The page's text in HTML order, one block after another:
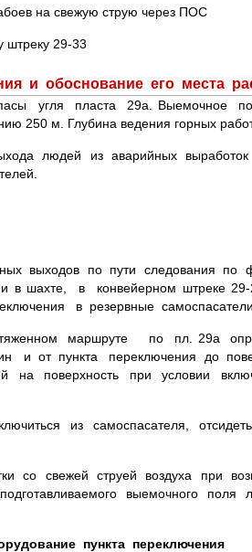
на свежую струю через ПОС
штреку 29-33
и обоснование его места
угля пласта 29а. Выемочное
250 м. Глубина ведения горных
людей из аварийных
выходов по пути следования по
в шахте, в конвейерном штреке
в резервные самоспасатели.
маршруте по пл. 29а
и от пункта переключения до
на поверхность при условии
из самоспасателя,
свежей струей воздуха при
выемочного
пункта переключения